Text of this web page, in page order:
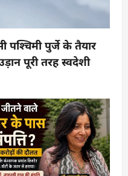
पश्चिमी पुर्जे के तैयार
पूरी तरह स्वदेशी